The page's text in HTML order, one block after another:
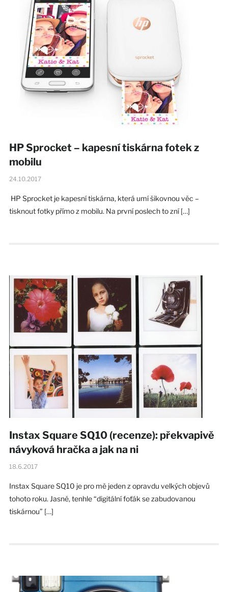
HP Sprocket – kapesní tiskárna fotek z
mobilu
24.10.2017
HP Sprocket je kapesní tiskárna, která umí šikovnou věc –
tisknout fotky přímo z mobilu. Na první poslech to zní […]
Instax Square SQ10 (recenze): překvapivě
návyková hračka a jak na ni
18.6.2017
Instax Square SQ10 je pro mě jeden z opravdu velkých objevů
tohoto roku. Jasně, tenhle “digitální foťák se zabudovanou
tiskárnou” […]